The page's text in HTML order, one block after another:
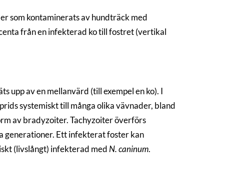
som kontaminerats av hundträck med
från en infekterad ko till fostret (vertikal
upp av en mellanvärd (till exempel en ko). I
systemiskt till många olika vävnader, bland
av bradyzoiter. Tachyzoiter överförs
generationer. Ett infekterat foster kan
(livslångt) infekterad medN. caninum.